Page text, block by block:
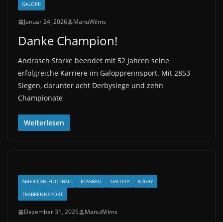
GALOPP
Januar 24, 2026 ManuWilms
Danke Champion!
Andrasch Starke beendet mit 52 Jahren seine
erfolgreiche Karriere im Galopprennsport. Mit 2853
Siegen, darunter acht Derbysiege und zehn
Championate
Weiterlesen
AMERICAN FOOTBALL FUSSBALL GALOPP
RUGBY
TRABRENNSPORT
Dezember 31, 2025 ManuWilms